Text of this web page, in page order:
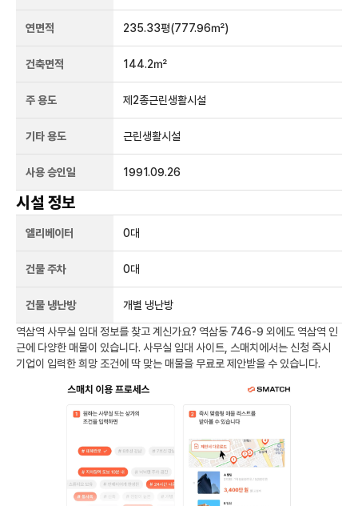
연면적 235.33평(777.96㎡)
건축면적 144.2㎡
주 용도 제2종근린생활시설
기타 용도 근린생활시설
사용 승인일 1991.09.26
시설 정보
엘리베이터 0대
건물 주차 0대
건물 냉난방 개별 냉난방
역삼역 사무실 임대 정보를 찾고 계신가요? 역삼동 746-9 외에도 역삼역 인
근에 다양한 매물이 있습니다. 사무실 임대 사이트, 스매치에서는 신청 즉시
기업이 입력한 희망 조건에 딱 맞는 매물을 무료로 제안받을 수 있습니다.